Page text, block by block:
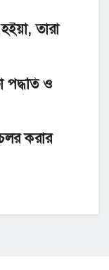
তারা
পদ্ধতি ও
করার